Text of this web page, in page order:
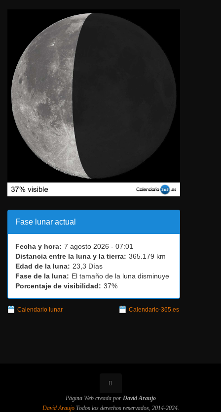
Fase lunar actual
Fecha y hora: 7 agosto 2026 - 07:01
Distancia entre la luna y la tierra: 365.179 km
Edad de la luna: 23,3 Días
Fase de la luna: El tamaño de la luna disminuye
Porcentaje de visibilidad: 37%
Calendario lunar Calendario-365.es
Página Web creada porDavid Araujo
David AraujoTodos los derechos reservados, 2014-2024.